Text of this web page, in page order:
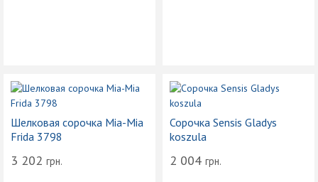
Шелковая сорочка Mia-Mia
Frida 3798
3 202 грн.
Сорочка Sensis Gladys
koszula
2 004 грн.